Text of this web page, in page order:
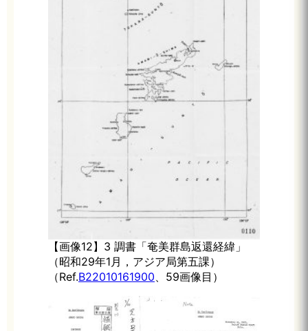
【画像12】3 調書「奄美群島返還経緯」
（昭和29年1月，アジア局第五課）
（Ref.B22010161900 、59画像目）